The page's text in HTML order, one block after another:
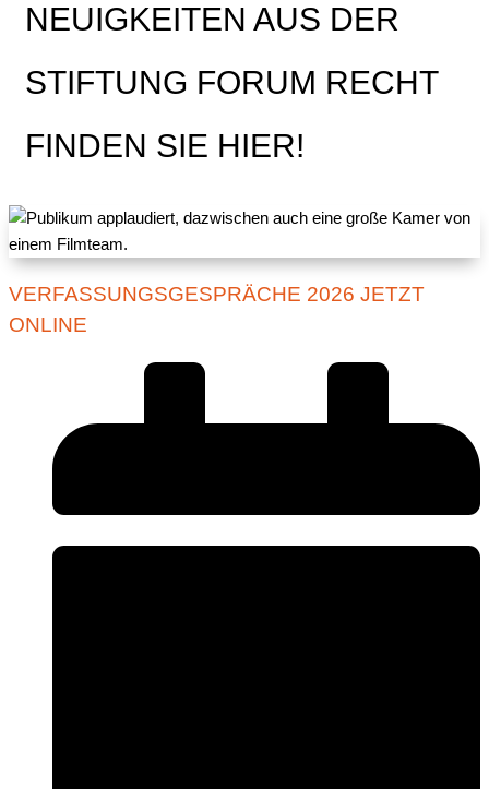
NEUIGKEITEN AUS DER
STIFTUNG FORUM RECHT
FINDEN SIE HIER!
VERFASSUNGSGESPRÄCHE 2026 JETZT
ONLINE